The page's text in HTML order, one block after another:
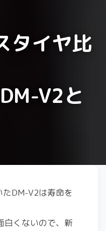
タイヤ比
V2と
DM-V2は寿命を
白くないので、新